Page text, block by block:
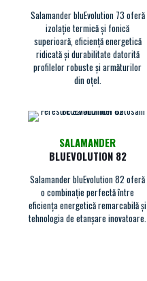
Salamander bluEvolution 73 oferă
izolație termică și fonică
superioară, eficiență energetică
ridicată și durabilitate datorită
profilelor robuste și armăturilor
din oțel.
SALAMANDER
BLUEVOLUTION 82
Salamander bluEvolution 82 oferă
o combinație perfectă între
eficiența energetică remarcabilă și
tehnologia de etanșare inovatoare.